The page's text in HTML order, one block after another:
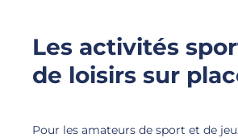
Les activités
de loisirs sur
Pour les amateurs de sport et de